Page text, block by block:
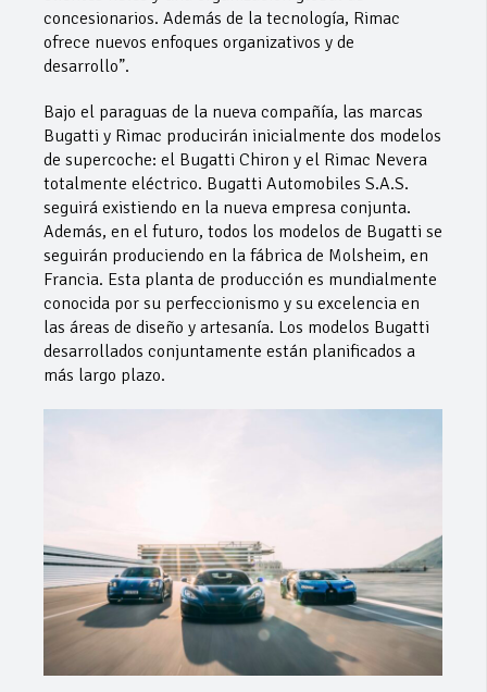
concesionarios. Además de la tecnología, Rimac
ofrece nuevos enfoques organizativos y de
desarrollo”.
Bajo el paraguas de la nueva compañía, las marcas
Bugatti y Rimac producirán inicialmente dos modelos
de supercoche: el Bugatti Chiron y el Rimac Nevera
totalmente eléctrico. Bugatti Automobiles S.A.S.
seguirá existiendo en la nueva empresa conjunta.
Además, en el futuro, todos los modelos de Bugatti se
seguirán produciendo en la fábrica de Molsheim, en
Francia. Esta planta de producción es mundialmente
conocida por su perfeccionismo y su excelencia en
las áreas de diseño y artesanía. Los modelos Bugatti
desarrollados conjuntamente están planificados a
más largo plazo.